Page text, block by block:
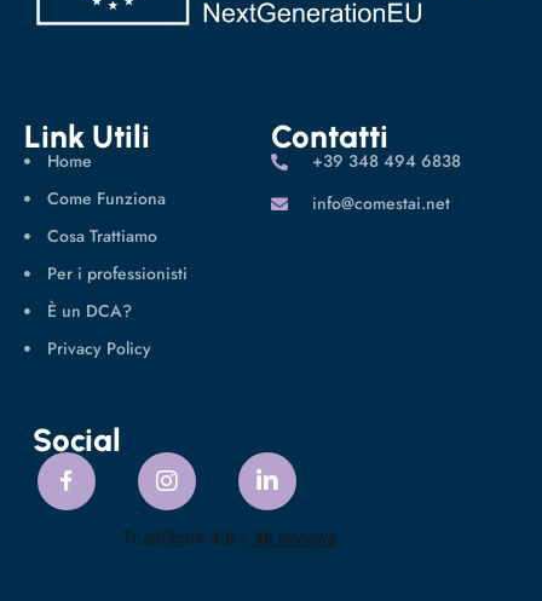
Link Utili
Home
Come Funziona
Cosa Trattiamo
Per i professionisti
È un DCA?
Privacy Policy
Contatti
‪+39 348 494 6838
info@comestai.net
Social